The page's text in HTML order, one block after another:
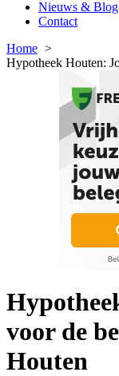
Nieuws & Blog
Contact
Home
Hypotheek Houten:
voor de
Houten